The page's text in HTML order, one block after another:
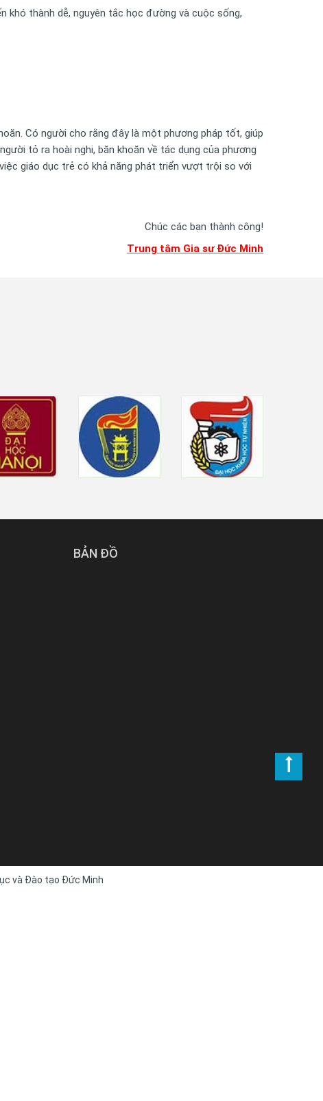
khó thành dễ, nguyên tắc học đường và cuộc sống,
Có người cho rằng đây là một phương pháp tốt, giúp
tỏ ra hoài nghi, băn khoăn về tác dụng của phương
giáo dục trẻ có khả năng phát triển vượt trội so với
Chúc các bạn thành công!
Trung tâm Gia sư Đức Minh
BẢN ĐỒ
và Đào tạo Đức Minh